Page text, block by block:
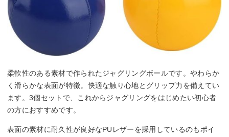
柔軟性のある素材で作られたジャグリングボールです。やわらか
く滑らかな表面が特徴。快適な触り心地とグリップ力を備えてい
ます。3個セットで、これからジャグリングをはじめたい初心者
の方におすすめです。
表面の素材に耐久性が良好なPUレザーを採用しているのもポイ